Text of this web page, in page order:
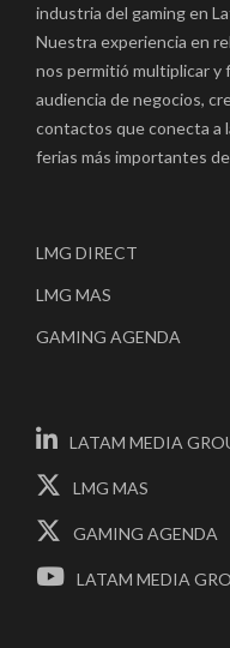
industria del gaming en
Nuestra experiencia en
nos permitió multiplicar y
audiencia de negocios,
contactos que conecta a
ferias más importantes
LMG DIRECT
LMG MAS
GAMING AGENDA
LATAM MEDIA
LMG MAS
GAMING AGENDA
LATAM MEDIA